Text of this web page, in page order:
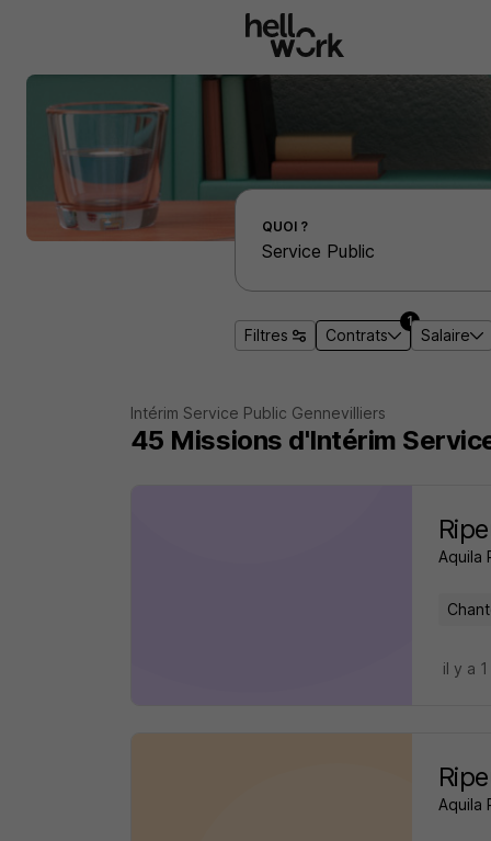
Effectuer une recherche d'emploi par localité
QUOI ?
Filtres Contrats
1
Salaire
Intérim Service Public Gennevilliers
45 Missions d'Intérim
Aquila
il y a
Aquila